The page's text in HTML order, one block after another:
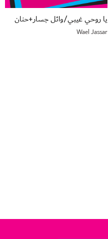
يا روحي غيبي/وائل جسار+حنان
Wael Jassar